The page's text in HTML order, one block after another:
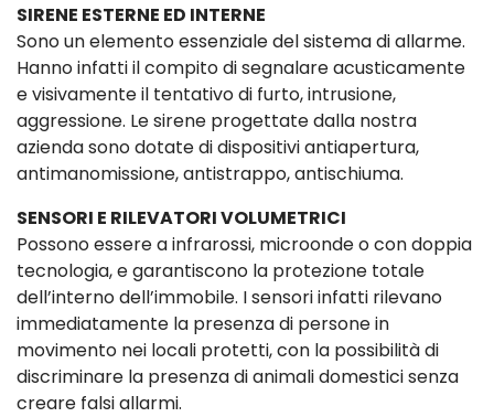
SIRENE ESTERNE ED INTERNE
Sono un elemento essenziale del sistema di allarme.
Hanno infatti il compito di segnalare acusticamente
e visivamente il tentativo di furto, intrusione,
aggressione. Le sirene progettate dalla nostra
azienda sono dotate di dispositivi antiapertura,
antimanomissione, antistrappo, antischiuma.
SENSORI E RILEVATORI VOLUMETRICI
Possono essere a infrarossi, microonde o con doppia
tecnologia, e garantiscono la protezione totale
dell’interno dell’immobile. I sensori infatti rilevano
immediatamente la presenza di persone in
movimento nei locali protetti, con la possibilità di
discriminare la presenza di animali domestici senza
creare falsi allarmi.